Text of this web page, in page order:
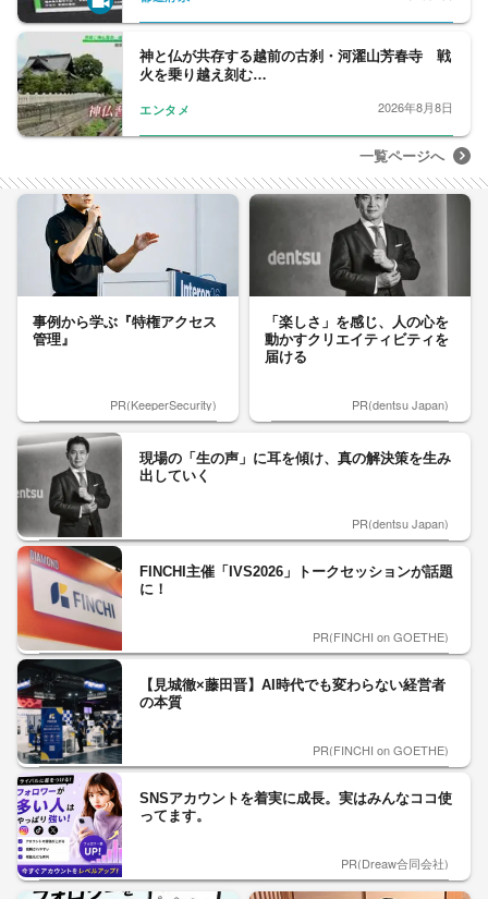
神と仏が共存する越前の古刹・河濯山芳春寺 戦
火を乗り越え刻む…
エンタメ 2026年8月8日
一覧ページへ
事例から学ぶ『特権アクセス
管理』
PR(KeeperSecurity)
「楽しさ」を感じ、人の心を
動かすクリエイティビティを
届ける
PR(dentsu Japan)
現場の「生の声」に耳を傾け、真の解決策を生み
出していく
PR(dentsu Japan)
FINCHI主催「IVS2026」トークセッションが話題
に！
PR(FINCHI on GOETHE)
【見城徹×藤田晋】AI時代でも変わらない経営者
の本質
PR(FINCHI on GOETHE)
SNSアカウントを着実に成長。実はみんなココ使
ってます。
PR(Dreaw合同会社)